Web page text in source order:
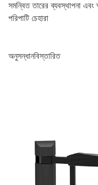
সমন্বিত তারের ব্যবস্থাপনা
পরিপাটি চেহারা
অনুসন্ধানবিস্তারিত